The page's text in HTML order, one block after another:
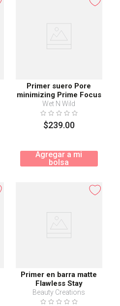
Primer suero Pore
minimizing Prime Focus
Wet N Wild
$239.00
Agregar a mi
bolsa
Primer en barra matte
Flawless Stay
Beauty Creations